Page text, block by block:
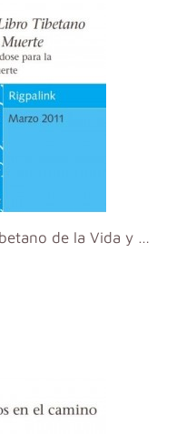
La esencia de El Libro Tibetano de la Vida y de la...